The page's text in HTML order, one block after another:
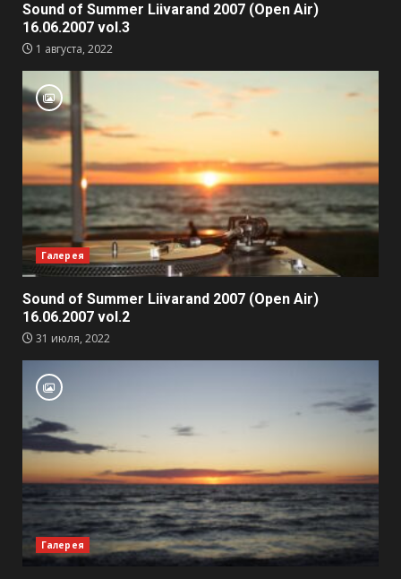
Sound of Summer Liivarand 2007 (Open Air)
16.06.2007 vol.3
1 августа, 2022
Галерея
Sound of Summer Liivarand 2007 (Open Air)
16.06.2007 vol.2
31 июля, 2022
Галерея